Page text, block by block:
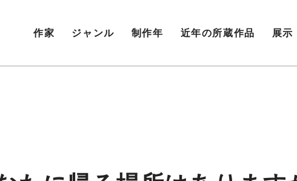
作家 ジャンル 制作年 近年の所蔵作品 展示